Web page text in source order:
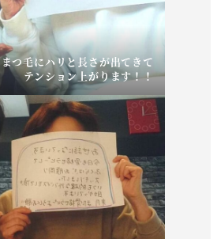
まつ毛にハリと長さが出てきて
テンション上がります！！